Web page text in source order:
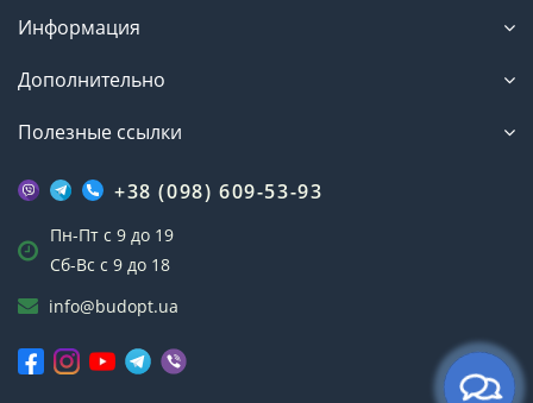
Информация
Дополнительно
Полезные ссылки
+38 (098) 609-53-93
Пн-Пт с 9 до 19
Сб-Вс с 9 до 18
info@budopt.ua